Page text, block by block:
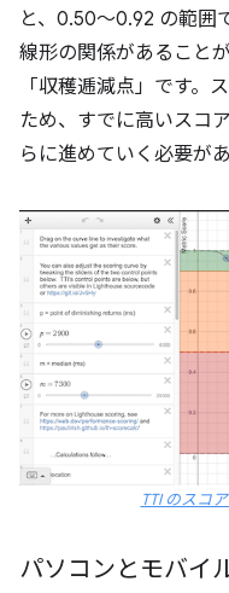
と、0.50～0.92 の範囲
線形の関係があること
「収穫逓減点」です。
ため、すでに高いスコ
らに進めていく必要があ
TTI のスコ
パソコンとモバイ